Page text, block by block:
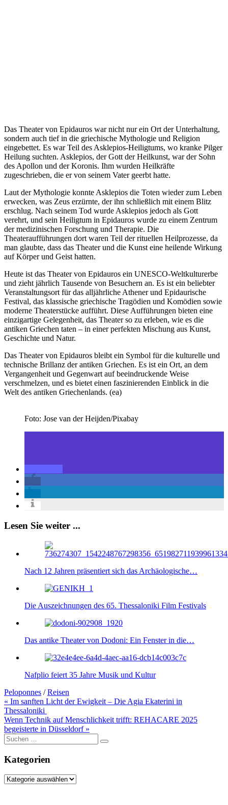
Das Theater von Epidauros war nicht nur ein Ort der Unterhaltung,
sondern auch tief in die griechische Mythologie und Religion
eingebettet. Es war Teil des Asklepios-Heiligtums, wo kranke Pilger
Heilung suchten. Asklepios, der Gott der Heilkunst, war der Sohn
des Apollon und der Koronis. Ihm wurden Heilkräfte
zugeschrieben, die er von seinem Vater geerbt hatte.
Laut der Mythologie konnte Asklepios die Toten wieder zum Leben
erwecken, was Zeus erzürnte, der ihn schließlich mit einem Blitz
erschlug. Nach seinem Tod wurde Asklepios jedoch als Gott
verehrt, und sein Heiligtum in Epidauros wurde zu einem Zentrum
der medizinischen Forschung und Therapie. Die
Theateraufführungen dort waren Teil der rituellen Heilprozesse, da
man glaubte, dass das Theater und die Kunst eine heilende Wirkung
auf Körper und Geist hatten.
Heute ist das Theater von Epidauros ein UNESCO-Weltkulturerbe
und zieht jährlich Tausende von Besuchern an. Es ist ein beliebter
Veranstaltungsort für das alljährliche Athener und Epidaurische
Festival, das klassische griechische Tragödien und Komödien sowie
moderne Theaterstücke aufführt. Diese Aufführungen bieten eine
einzigartige Gelegenheit, das Theater so zu erleben, wie es die
antiken Griechen taten – in einer perfekten Mischung aus Kunst,
Geschichte und Natur.
Das Theater von Epidauros bleibt ein Symbol für die kulturelle und
technische Brillanz der antiken Griechen. Es ist ein Ort, an dem
Vergangenheit und Gegenwart auf beeindruckende Weise
verschmelzen, und es bietet einen faszinierenden Einblick in die
Welt des antiken Griechenlands. (ea)
Foto: Jose van der Heijden/Pixabay
Lesen Sie weiter ...
Nach 12 Jahren präsentiert sich das Archäologische…
Die Auszeichnungen des 65. Thessaloniki Film Festivals
Das antike Theater von Dodoni: Ein Fenster in die…
Nafplio feiert 35 Jahre Musik und Kultur
Peloponnes /Reisen
Beitragsnavigation
« Im sanften Licht der Ewigkeit – Die Agia Ekaterini in
Thessaloniki
Wenn Technik auf Menschlichkeit trifft: REHACARE 2025
begeisterte in Düsseldorf »
Suche
nach:
Kategorien
Kategorien